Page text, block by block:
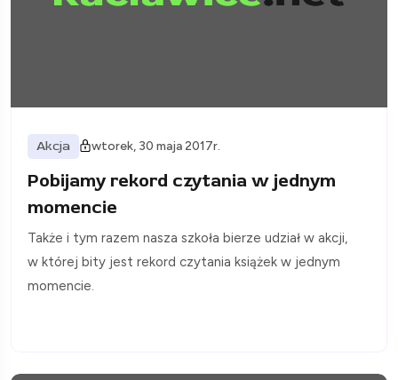
Akcja wtorek, 30 maja 2017r.
Pobijamy rekord czytania w jednym
momencie
Także i tym razem nasza szkoła bierze udział w akcji,
w której bity jest rekord czytania książek w jednym
momencie.